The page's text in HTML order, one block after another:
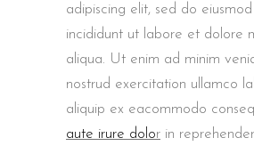
adipiscing elit, sed do
incididunt ut labore et dolore
aliqua. Ut enim ad minim
nostrud exercitation ullamco
aliquip ex eacommodo
aute irure dolor in